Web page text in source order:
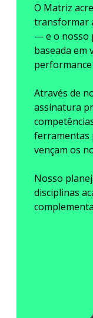
O Matriz
transformar
— e o nosso
baseada em
Através de
assinatura
ferramentas
vençam os
Nosso
disciplinas